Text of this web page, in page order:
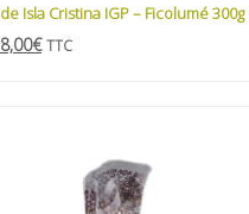
Isla Cristina IGP – Ficolumé 300g
€ TTC